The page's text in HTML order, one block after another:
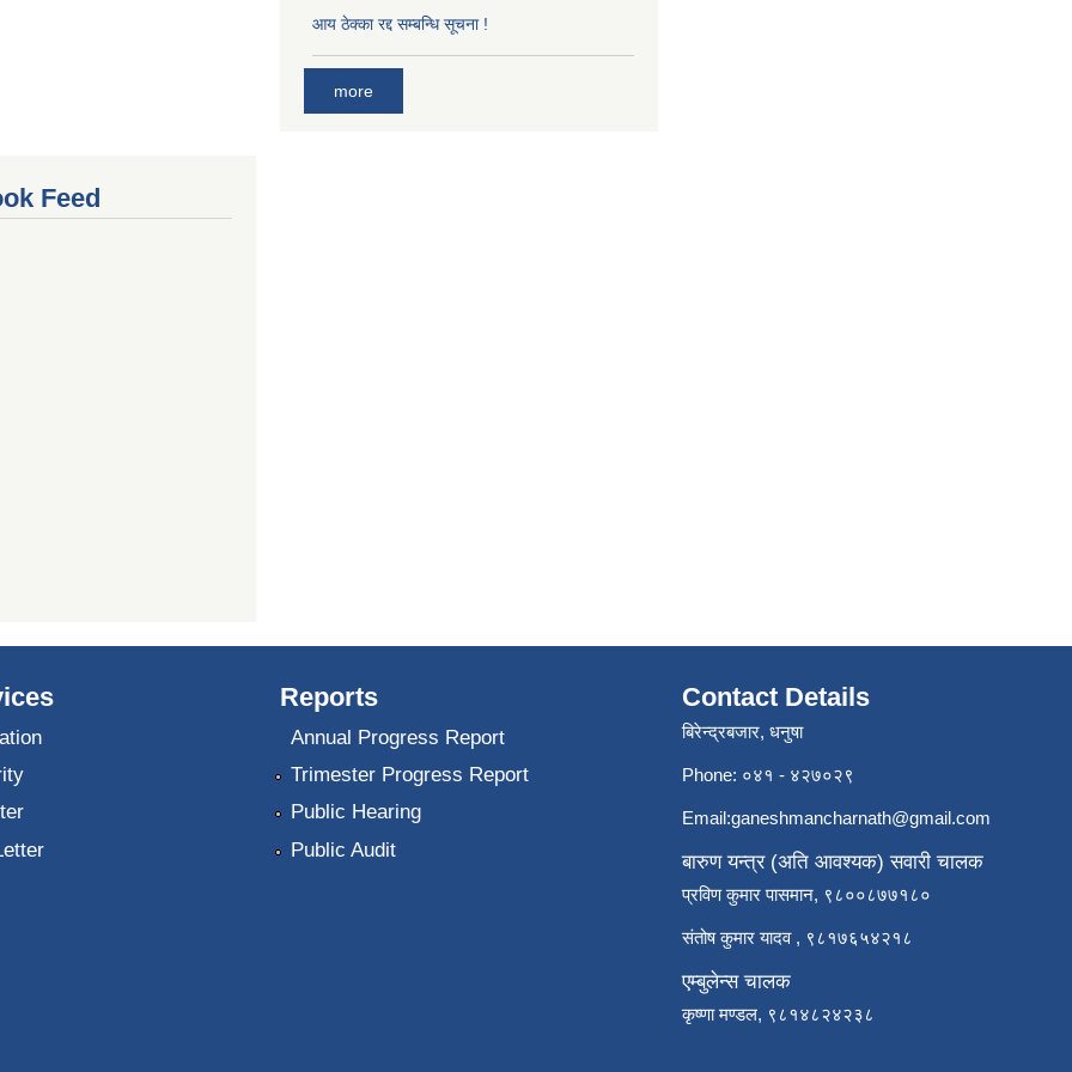
आय ठेक्का रद्द सम्बन्धि सूचना !
more
Feed
Reports
Annual Progress Report
Trimester Progress Report
Public Hearing
Public Audit
Contact Details
बिरेन्द्रबजार, धनुषा
Phone: ०४१ - ४२७०२९
Email:ganeshmancharnath@gmail.com
बारुण यन्त्र (अति आवश्यक) सवारी चालक
प्रविण कुमार पासमान, ९८००८७७१८०
संतोष कुमार यादव , ९८१७६५४२१८
एम्बुलेन्स चालक
कृष्णा मण्डल, ९८१४८२४२३८